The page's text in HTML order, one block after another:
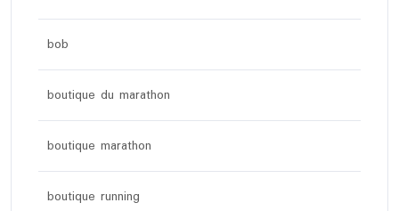
bob
boutique du marathon
boutique marathon
boutique running